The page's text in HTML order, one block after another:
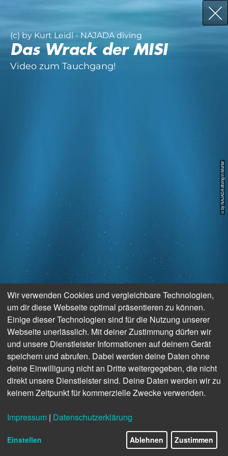
(c) by Kurt Leidl - NAJADA diving
Das Wrack der MISI
Video zum Tauchgang!
© by NAJADA diving in Murter
Wir verwenden Cookies und vergleichbare Technologien,
um dir diese Webseite optimal präsentieren zu können.
Einige dieser Technologien sind für die Nutzung unserer
Webseite unerlässlich. Mit deiner Zustimmung dürfen wir
und unsere Dienstleister Informationen auf deinem Gerät
speichern und abrufen. Dabei werden deine Daten ohne
deine Einwilligung nicht an Dritte weitergegeben, die nicht
direkt unsere Dienstleister sind. Deine Daten werden wir zu
keinem Zeitpunkt für kommerzielle Zwecke verwenden.
Impressum | Datenschutzerklärung
Einstellen Ablehnen Zustimmen